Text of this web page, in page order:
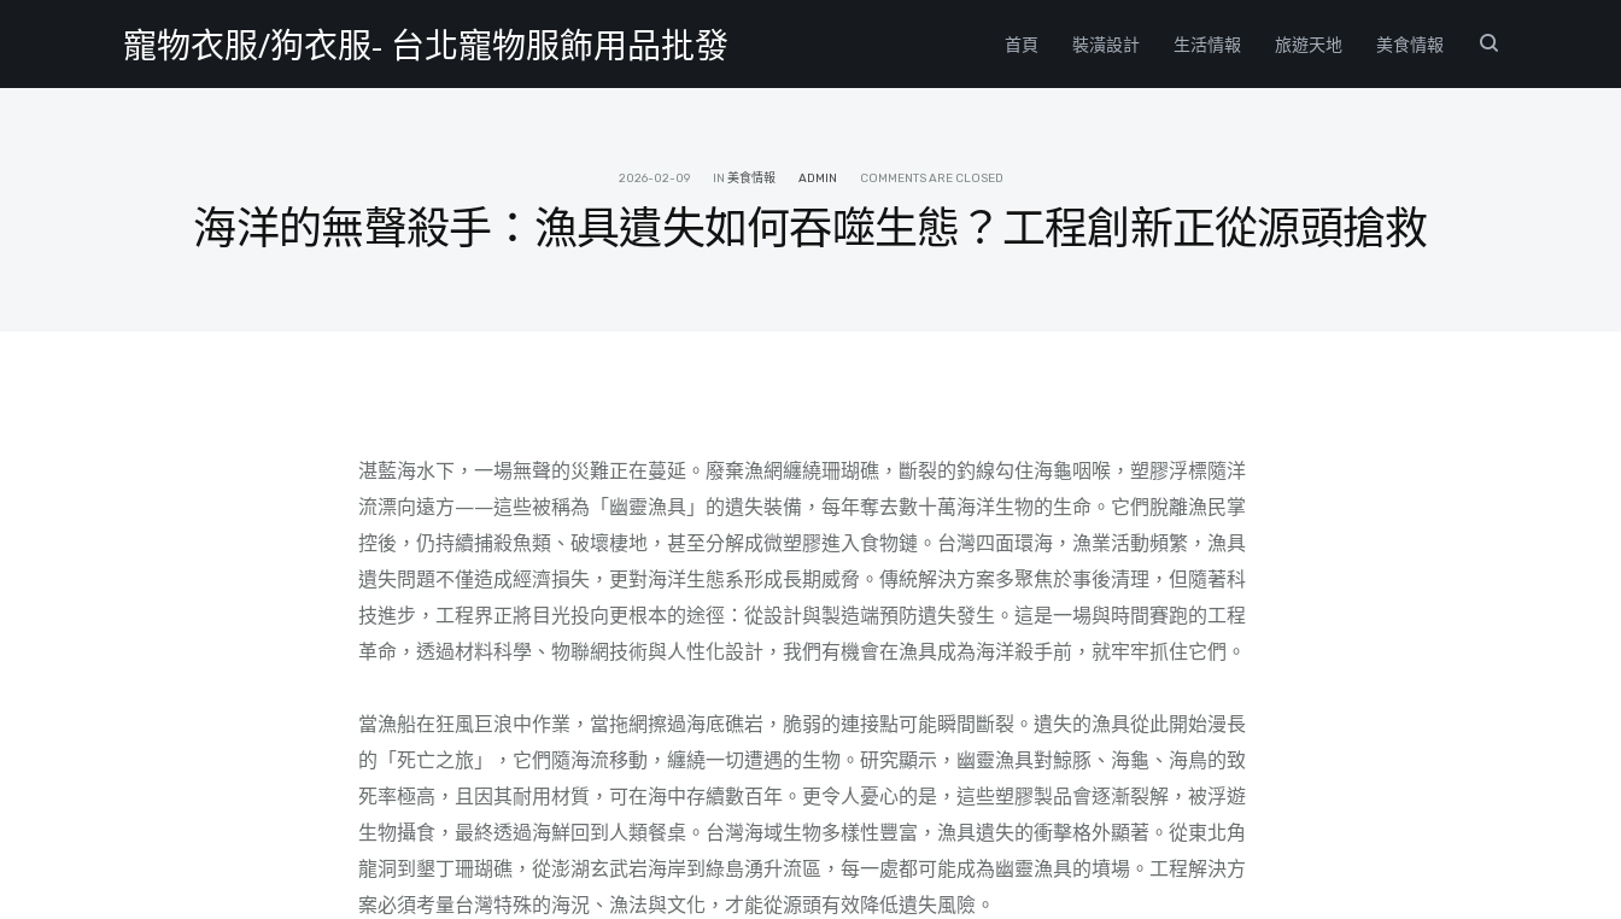
寵物衣服/狗衣服- 台北寵物服飾用品批發 首頁 裝潢設計 生活情報 旅遊天地 美食情報
2026-02-09 IN 美食情報 ADMIN COMMENTS ARE CLOSED
海洋的無聲殺手：漁具遺失如何吞噬生態？工程創新正從源頭搶救
湛藍海水下，一場無聲的災難正在蔓延。廢棄漁網纏繞珊瑚礁，斷裂的釣線勾住海龜咽喉，塑膠浮標隨洋
流漂向遠方——這些被稱為「幽靈漁具」的遺失裝備，每年奪去數十萬海洋生物的生命。它們脫離漁民掌
控後，仍持續捕殺魚類、破壞棲地，甚至分解成微塑膠進入食物鏈。台灣四面環海，漁業活動頻繁，漁具
遺失問題不僅造成經濟損失，更對海洋生態系形成長期威脅。傳統解決方案多聚焦於事後清理，但隨著科
技進步，工程界正將目光投向更根本的途徑：從設計與製造端預防遺失發生。這是一場與時間賽跑的工程
革命，透過材料科學、物聯網技術與人性化設計，我們有機會在漁具成為海洋殺手前，就牢牢抓住它們。
當漁船在狂風巨浪中作業，當拖網擦過海底礁岩，脆弱的連接點可能瞬間斷裂。遺失的漁具從此開始漫長
的「死亡之旅」，它們隨海流移動，纏繞一切遭遇的生物。研究顯示，幽靈漁具對鯨豚、海龜、海鳥的致
死率極高，且因其耐用材質，可在海中存續數百年。更令人憂心的是，這些塑膠製品會逐漸裂解，被浮遊
生物攝食，最終透過海鮮回到人類餐桌。台灣海域生物多樣性豐富，漁具遺失的衝擊格外顯著。從東北角
龍洞到墾丁珊瑚礁，從澎湖玄武岩海岸到綠島湧升流區，每一處都可能成為幽靈漁具的墳場。工程解決方
案必須考量台灣特殊的海況、漁法與文化，才能從源頭有效降低遺失風險。